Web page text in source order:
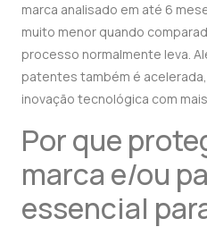
marca analisado em até 6
muito menor quando
processo normalmente leva.
patentes também é
inovação tecnológica com
Por que
marca e/ou
essencial